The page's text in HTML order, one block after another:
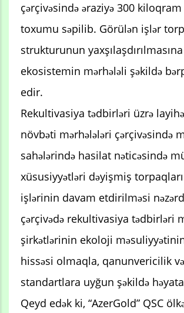
çərçivəsində əraziyə 300
toxumu səpilib. Görülən işlər
strukturunun
ekosistemin mərhələli şəkildə
edir.
Rekultivasiya tədbirləri üzrə
növbəti mərhələləri çərçivəsində
sahələrində hasilat nəticəsində
xüsusiyyətləri dəyişmiş
işlərinin davam etdirilməsi
çərçivədə rekultivasiya tədbirləri
şirkətlərinin ekoloji
hissəsi olmaqla, qanunvericilik
standartlara uyğun şəkildə
Qeyd edək ki, “AzerGold” QSC